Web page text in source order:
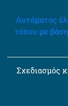
Αυτόματος
τόπου με
Σχεδιασμός